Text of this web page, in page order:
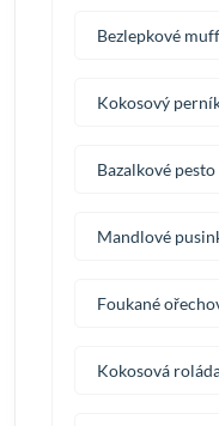
Bezlepkové
Kokosový
Bazalkové pesto
Mandlové
Foukané
Kokosová